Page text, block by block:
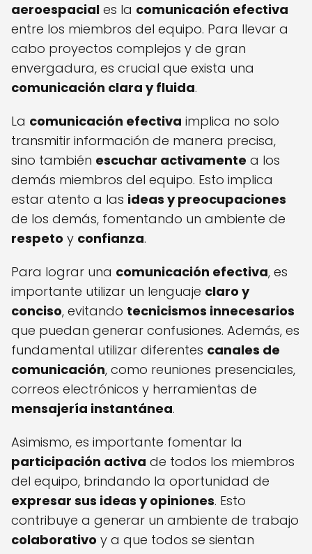
aeroespacial es la comunicación efectiva
entre los miembros del equipo. Para llevar a
cabo proyectos complejos y de gran
envergadura, es crucial que exista una
comunicación clara y fluida.
La comunicación efectiva implica no solo
transmitir información de manera precisa,
sino también escuchar activamente a los
demás miembros del equipo. Esto implica
estar atento a las ideas y preocupaciones
de los demás, fomentando un ambiente de
respeto y confianza.
Para lograr una comunicación efectiva, es
importante utilizar un lenguaje claro y
conciso, evitando tecnicismos innecesarios
que puedan generar confusiones. Además, es
fundamental utilizar diferentes canales de
comunicación, como reuniones presenciales,
correos electrónicos y herramientas de
mensajería instantánea.
Asimismo, es importante fomentar la
participación activa de todos los miembros
del equipo, brindando la oportunidad de
expresar sus ideas y opiniones. Esto
contribuye a generar un ambiente de trabajo
colaborativo y a que todos se sientan